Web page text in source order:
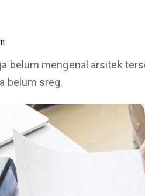
belum mengenal arsitek
belum sreg.